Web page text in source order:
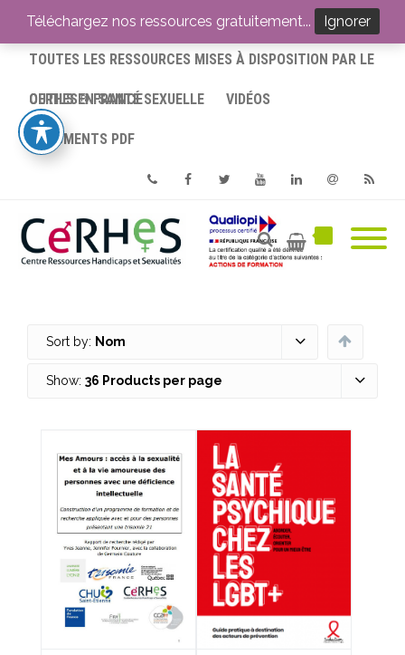
ACCUEIL
TOUTES LES RESSOURCES MISES À DISPOSITION PAR LE
CERHES® FRANCE
OUTILS EN SANTÉ SEXUELLE VIDÉOS
DOCUMENTS PDF
PhoneFacebookTwitterYoutube
Sort by: Nom
Show: 36 Products per page
Téléchargez nos ressources gratuitement... Ignorer